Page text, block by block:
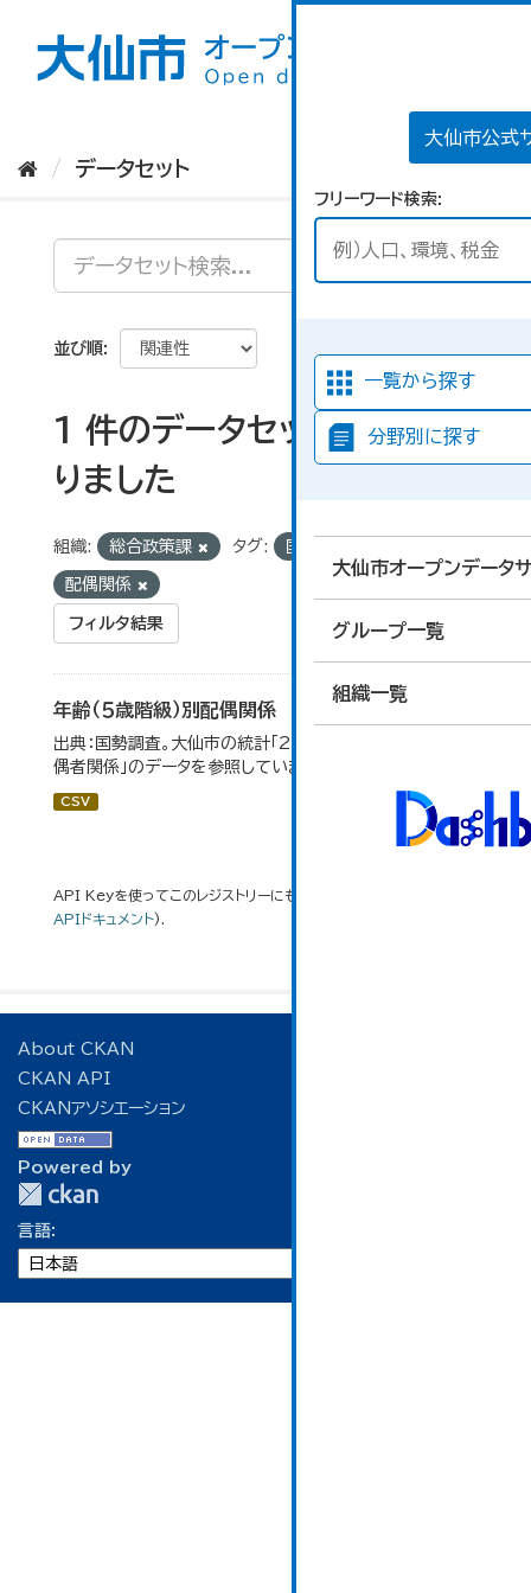
大仙市公式
フリーワード検索
一覧から探す
分野別に探す
大仙市オープンデータ
グループ一覧
組織一覧
データセット
並び順
1 件のデータセットが見つか
りました
組織: 総合政策課 タグ: 国勢調査
配偶関係
フィルタ結果
年齢（５歳階級）別配偶関係
出典：国勢調査。大仙市の統計「2-12 年齢（5歳階級）別配
偶者関係」のデータを参照しています。
CSV
API Keyを使ってこのレジストリーにもアクセス可能です
APIドキュメント).
About CKAN
CKAN API
CKANアソシエーション
Powered by
言語